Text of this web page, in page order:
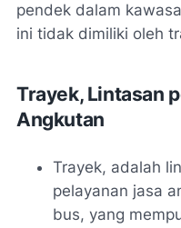
pendek dalam
ini tidak dimiliki oleh
Trayek, Lintasan
Angkutan
Trayek, adalah
pelayanan jasa
bus, yang